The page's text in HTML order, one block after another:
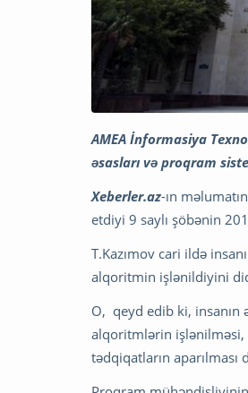
AMEA İnformasiya
əsasları və proqram
Xeberler.az-ın
etdiyi 9 saylı şöbənin
T.Kazımov cari ildə
alqoritmin işlənildiyini
O, qeyd edib ki, insanın
alqoritmlərin işlənilməsi,
tədqiqatların aparılması